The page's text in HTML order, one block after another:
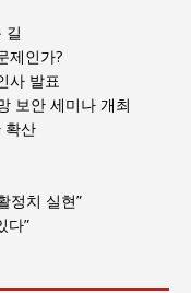
길
제인가?
사 발표
보안 세미나 개최
확산
정치 실현”
다”